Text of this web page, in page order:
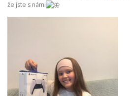
že jste s námi